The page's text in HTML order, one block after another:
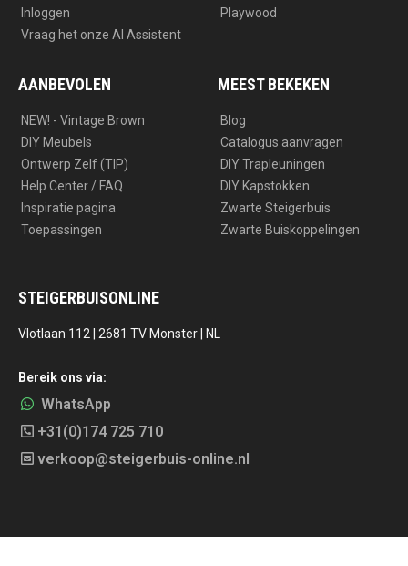
Inloggen
Vraag het onze AI Assistent
Playwood
AANBEVOLEN
NEW! - Vintage Brown
DIY Meubels
Ontwerp Zelf (TIP)
Help Center / FAQ
Inspiratie pagina
Toepassingen
MEEST BEKEKEN
Blog
Catalogus aanvragen
DIY Trapleuningen
DIY Kapstokken
Zwarte Steigerbuis
Zwarte Buiskoppelingen
STEIGERBUISONLINE
Vlotlaan 112 | 2681 TV Monster | NL
Bereik ons via:
WhatsApp
+31(0)174 725 710
verkoop@steigerbuis-online.nl